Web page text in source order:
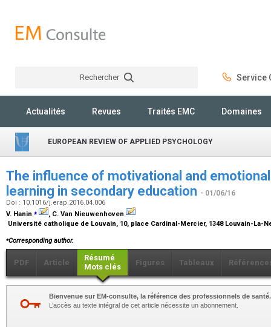
Rechercher Service
Actualités Revues Traités EMC Domaines
EUROPEAN REVIEW OF APPLIED PSYCHOLOGY
The influence of motivational and
learning in secondary education - 01/06/16
Doi : 10.1016/j.erap.2016.04.006
V. Hanin ⁎
, C. Van Nieuwenhoven
Université catholique de Louvain, 10, place Cardinal-Mercier, 1348 Louvain-La-
⁎Corresponding author.
PDF Article
Résumé
Mots clés
Figures Tableaux
Bienvenue sur EM-consulte, la référence des professionnels de santé.
L’accès au texte intégral de cet article nécessite un abonnement.